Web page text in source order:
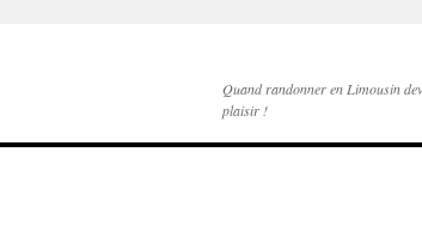
Quand randonner en Limousin
plaisir !